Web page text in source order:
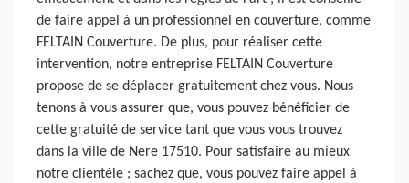
de faire appel à un professionnel en couverture, comme
FELTAIN Couverture. De plus, pour réaliser cette
intervention, notre entreprise FELTAIN Couverture
propose de se déplacer gratuitement chez vous. Nous
tenons à vous assurer que, vous pouvez bénéficier de
cette gratuité de service tant que vous vous trouvez
dans la ville de Nere 17510. Pour satisfaire au mieux
notre clientèle ; sachez que, vous pouvez faire appel à